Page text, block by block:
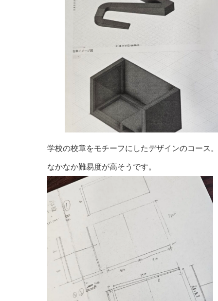
学校の校章をモチーフにしたデザインのコース。
なかなか難易度が高そうです。